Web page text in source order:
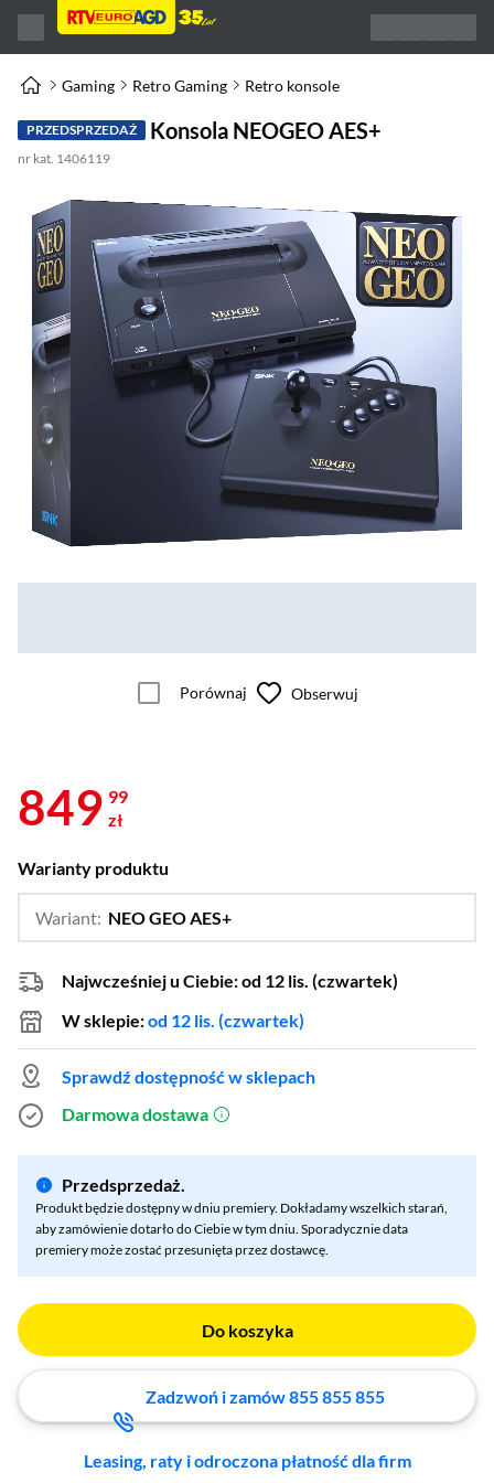
Gaming Retro Gaming Retro konsole
PRZEDSPRZEDAŻ Konsola NEOGEO AES+
nr kat. 1406119
Porównaj Obserwuj
849 99
zł
Warianty produktu
Wariant: NEO GEO AES+
Najwcześniej u Ciebie:od 12 lis. (czwartek)
W sklepie:od 12 lis. (czwartek)
Sprawdź dostępność w sklepach
Darmowa dostawa (otworzy się w nowym oknie)
Przedsprzedaż.
Produkt będzie dostępny w dniu premiery. Dokładamy wszelkich starań,
aby zamówienie dotarło do Ciebie w tym dniu. Sporadycznie data
premiery może zostać przesunięta przez dostawcę.
Do koszyka
Zadzwoń i zamów 855 855 855
Leasing, raty i odroczona płatność dla firm